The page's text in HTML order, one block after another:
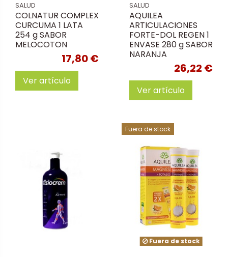
SALUD
COLNATUR COMPLEX
CURCUMA 1 LATA
254 g SABOR
MELOCOTON
17,80 €
Ver artículo
SALUD
AQUILEA
ARTICULACIONES
FORTE-DOL REGEN 1
ENVASE 280 g SABOR
NARANJA
26,22 €
Ver artículo
Fuera de stock
Fuera de stock